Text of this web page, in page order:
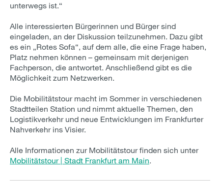
unterwegs ist.“
Alle interessierten Bürgerinnen und Bürger sind
eingeladen, an der Diskussion teilzunehmen. Dazu gibt
es ein „Rotes Sofa“, auf dem alle, die eine Frage haben,
Platz nehmen können – gemeinsam mit derjenigen
Fachperson, die antwortet. Anschließend gibt es die
Möglichkeit zum Netzwerken.
Die Mobilitätstour macht im Sommer in verschiedenen
Stadtteilen Station und nimmt aktuelle Themen, den
Logistikverkehr und neue Entwicklungen im Frankfurter
Nahverkehr ins Visier.
Alle Informationen zur Mobilitätstour finden sich unter
Mobilitätstour | Stadt Frankfurt am Main.